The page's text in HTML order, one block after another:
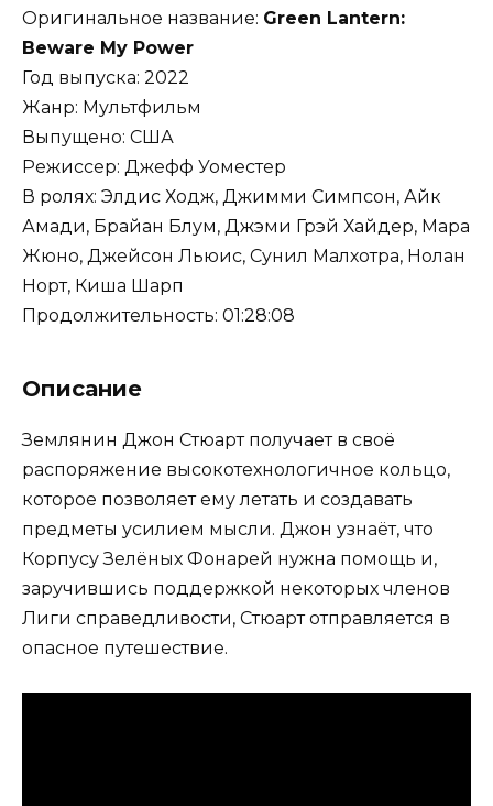
Оригинальное название: Green Lantern:
Beware My Power
Год выпуска: 2022
Жанр: Мультфильм
Выпущено: США
Режиссер: Джефф Уоместер
В ролях: Элдис Ходж, Джимми Симпсон, Айк
Амади, Брайан Блум, Джэми Грэй Хайдер, Мара
Жюно, Джейсон Льюис, Сунил Малхотра, Нолан
Норт, Киша Шарп
Продолжительность: 01:28:08
Описание
Землянин Джон Стюарт получает в своё
распоряжение высокотехнологичное кольцо,
которое позволяет ему летать и создавать
предметы усилием мысли. Джон узнаёт, что
Корпусу Зелёных Фонарей нужна помощь и,
заручившись поддержкой некоторых членов
Лиги справедливости, Стюарт отправляется в
опасное путешествие.